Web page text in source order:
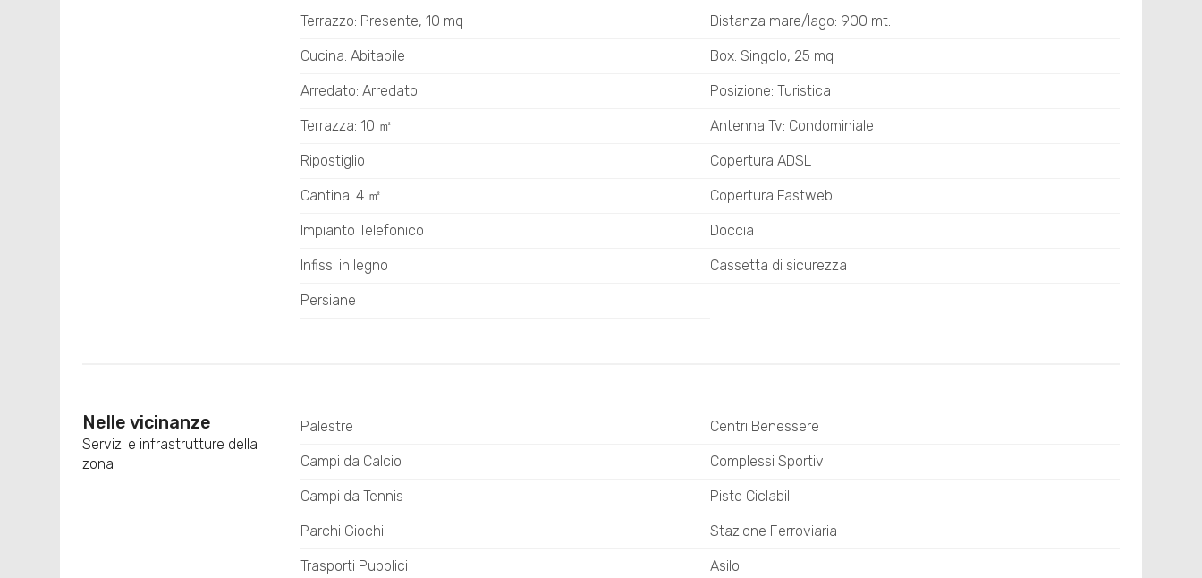
Terrazzo: Presente, 10 mq Distanza mare/lago: 900 mt.
Cucina: Abitabile Box: Singolo, 25 mq
Arredato: Arredato Posizione: Turistica
Terrazza: 10 ㎡ Antenna Tv: Condominiale
Ripostiglio Copertura ADSL
Cantina: 4 ㎡ Copertura Fastweb
Impianto Telefonico Doccia
Infissi in legno Cassetta di sicurezza
Persiane
Nelle vicinanze
Servizi e infrastrutture della
zona
Palestre Centri Benessere
Campi da Calcio Complessi Sportivi
Campi da Tennis Piste Ciclabili
Parchi Giochi Stazione Ferroviaria
Trasporti Pubblici Asilo